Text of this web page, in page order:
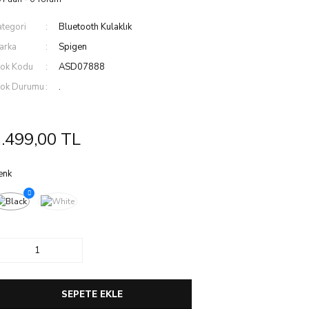
Bluetooth Kulaklık
Spigen
Kodu
ASD07888
Durumu
.
TL
SEPETE EKLE